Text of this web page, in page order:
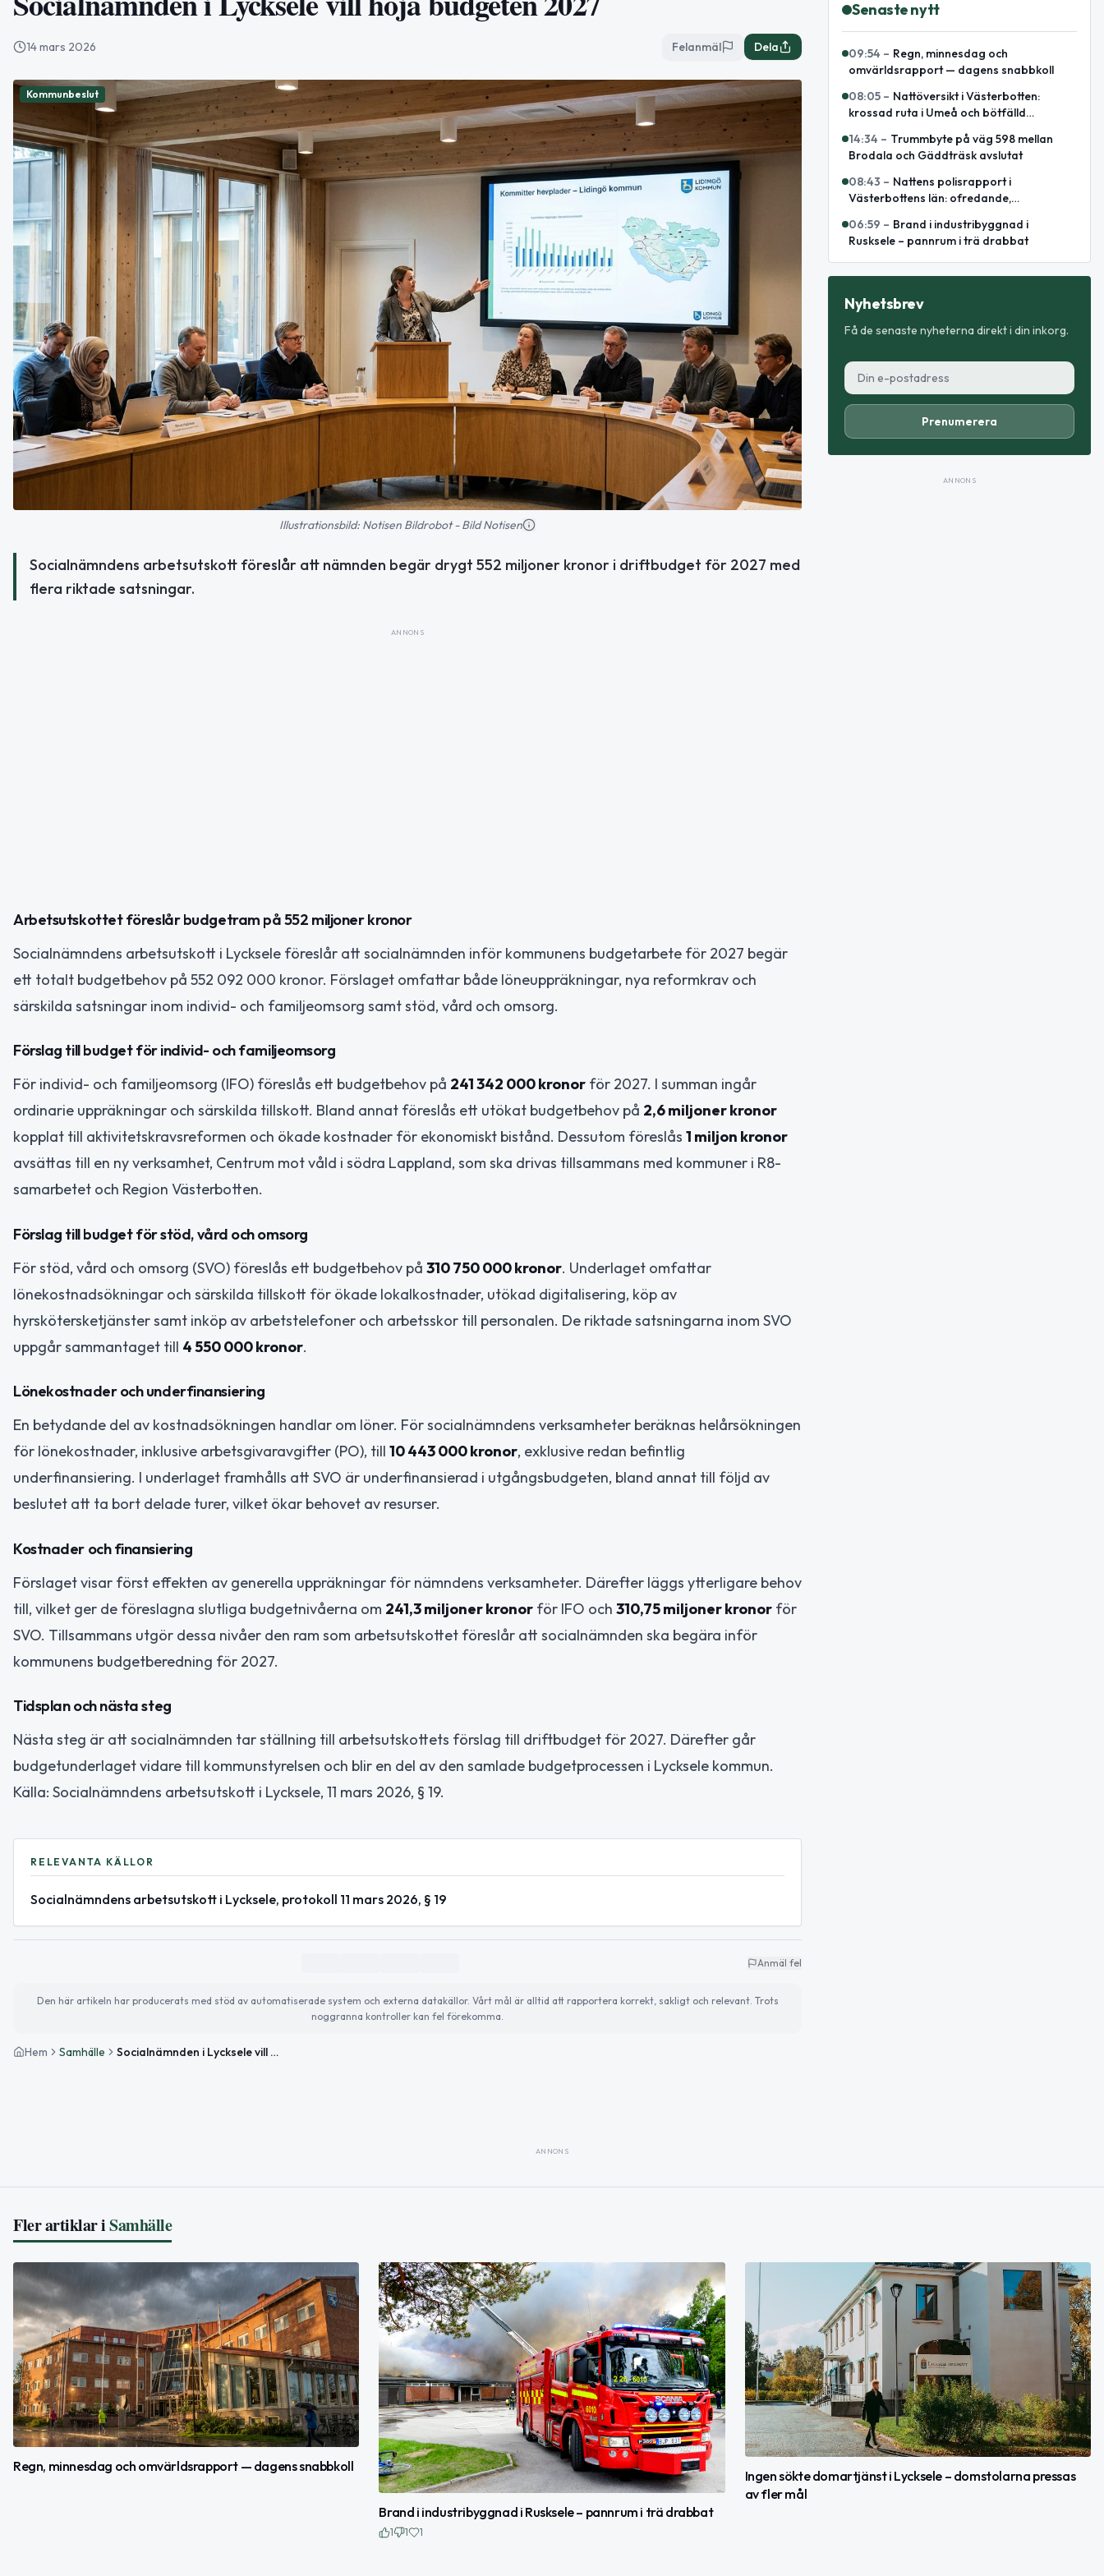
14 mars 2026 Felanmäl Dela
Kommunbeslut
Illustrationsbild: Notisen Bildrobot - Bild Notisen
Socialnämndens arbetsutskott föreslår att nämnden begär drygt 552 miljoner kronor i driftbudget för 2027 med
flera riktade satsningar.
ANNONS
Arbetsutskottet föreslår budgetram på 552 miljoner kronor
Socialnämndens arbetsutskott i Lycksele föreslår att socialnämnden inför kommunens budgetarbete för 2027 begär
ett totalt budgetbehov på 552 092 000 kronor. Förslaget omfattar både löneuppräkningar, nya reformkrav och
särskilda satsningar inom individ- och familjeomsorg samt stöd, vård och omsorg.
Förslag till budget för individ- och familjeomsorg
För individ- och familjeomsorg (IFO) föreslås ett budgetbehov på 241 342 000 kronor för 2027. I summan ingår
ordinarie uppräkningar och särskilda tillskott. Bland annat föreslås ett utökat budgetbehov på 2,6 miljoner kronor
kopplat till aktivitetskravsreformen och ökade kostnader för ekonomiskt bistånd. Dessutom föreslås 1 miljon kronor
avsättas till en ny verksamhet, Centrum mot våld i södra Lappland, som ska drivas tillsammans med kommuner i R8-
samarbetet och Region Västerbotten.
Förslag till budget för stöd, vård och omsorg
För stöd, vård och omsorg (SVO) föreslås ett budgetbehov på 310 750 000 kronor. Underlaget omfattar
lönekostnadsökningar och särskilda tillskott för ökade lokalkostnader, utökad digitalisering, köp av
hyrskötersketjänster samt inköp av arbetstelefoner och arbetsskor till personalen. De riktade satsningarna inom SVO
uppgår sammantaget till 4 550 000 kronor.
Lönekostnader och underfinansiering
En betydande del av kostnadsökningen handlar om löner. För socialnämndens verksamheter beräknas helårsökningen
för lönekostnader, inklusive arbetsgivaravgifter (PO), till 10 443 000 kronor, exklusive redan befintlig
underfinansiering. I underlaget framhålls att SVO är underfinansierad i utgångsbudgeten, bland annat till följd av
beslutet att ta bort delade turer, vilket ökar behovet av resurser.
Kostnader och finansiering
Förslaget visar först effekten av generella uppräkningar för nämndens verksamheter. Därefter läggs ytterligare behov
till, vilket ger de föreslagna slutliga budgetnivåerna om 241,3 miljoner kronor för IFO och 310,75 miljoner kronor för
SVO. Tillsammans utgör dessa nivåer den ram som arbetsutskottet föreslår att socialnämnden ska begära inför
kommunens budgetberedning för 2027.
Tidsplan och nästa steg
Nästa steg är att socialnämnden tar ställning till arbetsutskottets förslag till driftbudget för 2027. Därefter går
budgetunderlaget vidare till kommunstyrelsen och blir en del av den samlade budgetprocessen i Lycksele kommun.
Källa: Socialnämndens arbetsutskott i Lycksele, 11 mars 2026, § 19.
RELEVANTA KÄLLOR
Socialnämndens arbetsutskott i Lycksele, protokoll 11 mars 2026, § 19
Anmäl fel
Den här artikeln har producerats med stöd av automatiserade system och externa datakällor. Vårt mål är alltid att rapportera korrekt, sakligt och relevant. Trots
noggranna kontroller kan fel förekomma.
Hem Samhälle Socialnämnden i Lycksele vill höja budgeten 2027
Senaste nytt
09:54 – Regn, minnesdag och
omvärldsrapport — dagens snabbkoll
08:05 – Nattöversikt i Västerbotten:
krossad ruta i Umeå och bötfälld
14:34 – Trummbyte på väg 598 mellan
Brodala och Gäddträsk avslutat
08:43 – Nattens polisrapport i
Västerbottens län: ofredande,
06:59 – Brand i industribyggnad i
Rusksele – pannrum i trä drabbat
Nyhetsbrev
Få de senaste nyheterna direkt i din inkorg.
Prenumerera
ANNONS
ANNONS
Fler artiklar iSamhälle
Regn, minnesdag och omvärldsrapport — dagens snabbkoll
Brand i industribyggnad i Rusksele – pannrum i trä drabbat
1 1 1
Ingen sökte domartjänst i Lycksele – domstolarna pressas
av fler mål